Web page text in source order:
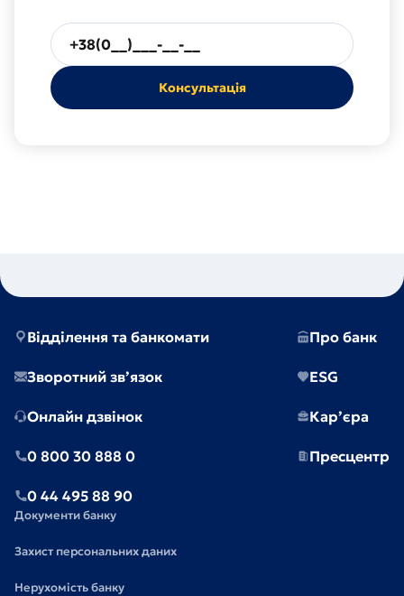
Будь
ласка,
введіть
номер
телефону
Відділення та банкомати
Зворотний зв’язок
Онлайн дзвінок
0 800 30 888 0
0 44 495 88 90
Про банк
ESG
Кар’єра
Пресцентр
Документи банку
Захист персональних даних
Нерухомість банку